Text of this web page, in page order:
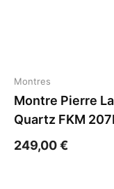
Montres
Montre Pierre
Quartz FKM
249,00€